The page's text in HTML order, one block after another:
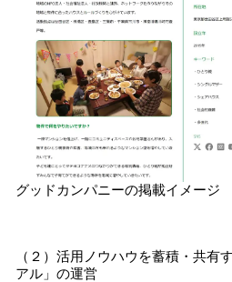
グッドカンパニーの掲載イメージ
（２）活用ノウハウを蓄積・共有
アル」の運営